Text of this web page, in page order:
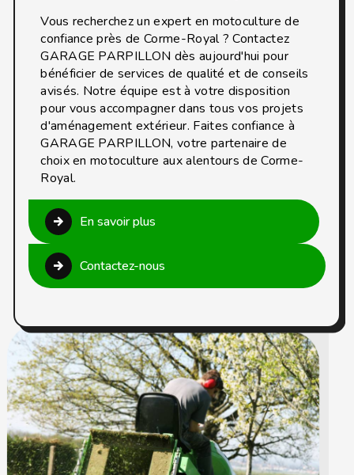
Vous recherchez un expert en motoculture de
confiance près de Corme-Royal ? Contactez
GARAGE PARPILLON dès aujourd'hui pour
bénéficier de services de qualité et de conseils
avisés. Notre équipe est à votre disposition
pour vous accompagner dans tous vos projets
d'aménagement extérieur. Faites confiance à
GARAGE PARPILLON, votre partenaire de
choix en motoculture aux alentours de Corme-
Royal.
En savoir plus
Contactez-nous